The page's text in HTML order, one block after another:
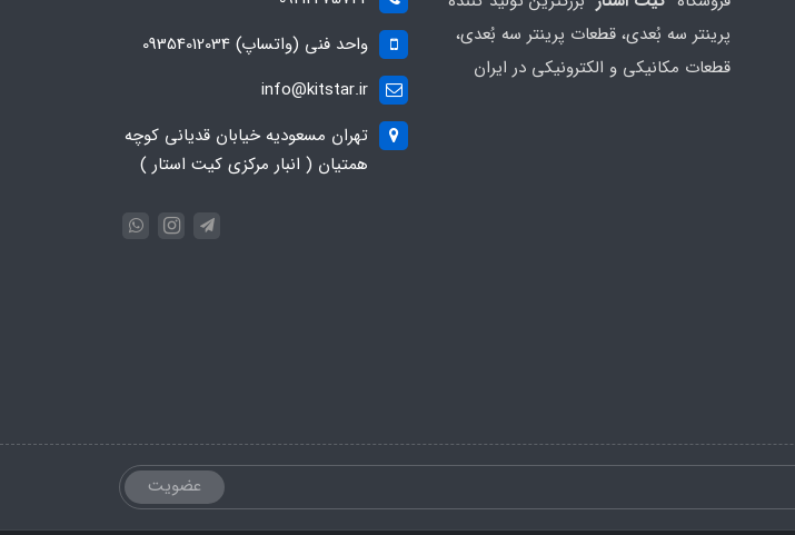
پرینتر سه بُعدی، قطعات پرینتر سه بُعدی،
قطعات مکانیکی و الکترونیکی در ایران
واحد فنی (واتساپ) 09354012034
info@kitstar.ir
تهران مسعودیه خیابان قدیانی کوچه
همتیان ( انبار مرکزی کیت استار )
عضویت